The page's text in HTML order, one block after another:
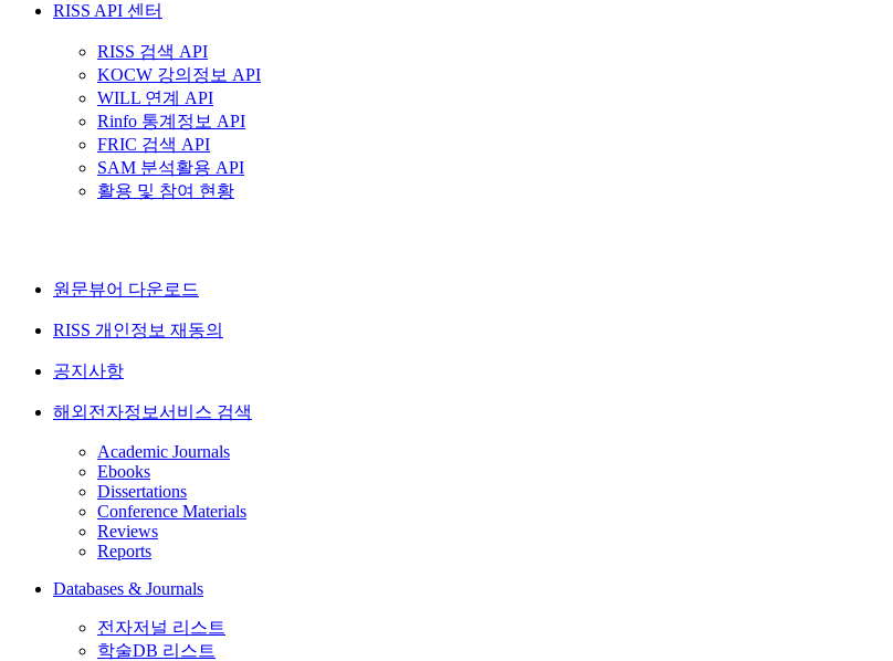
RISS API 센터
RISS 검색 API
KOCW 강의정보 API
WILL 연계 API
Rinfo 통계정보 API
FRIC 검색 API
SAM 분석활용 API
활용 및 참여 현황
원문뷰어 다운로드
RISS 개인정보 재동의
공지사항
해외전자정보서비스 검색
Academic Journals
Ebooks
Dissertations
Conference Materials
Reviews
Reports
Databases & Journals
전자저널 리스트
학술DB 리스트